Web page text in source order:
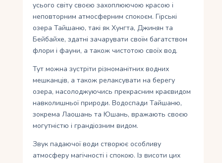
усього світу своєю захоплюючою красою і
неповторним атмосферним спокоєм. Гірські
озера Тайшаню, такі як Хунгта, Джинян та
Бейбайхе, здатні зачарувати своїм багатством
флори і фауни, а також чистотою своїх вод.
Тут можна зустріти різноманітних водних
мешканців, а також релаксувати на берегу
озера, насолоджуючись прекрасним краєвидом
навколишньої природи. Водоспади Тайшаню,
зокрема Лаошань та Юшань, вражають своєю
могутністю і грандіозним видом.
Звук падаючої води створює особливу
атмосферу магічності і спокою. Із висоти цих